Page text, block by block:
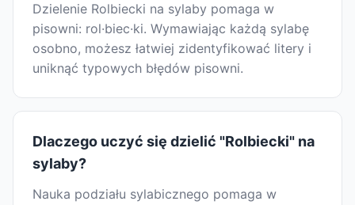
Dzielenie Rolbiecki na sylaby pomaga w
pisowni: rol·biec·ki. Wymawiając każdą sylabę
osobno, możesz łatwiej zidentyfikować litery i
uniknąć typowych błędów pisowni.
Dlaczego uczyć się dzielić "Rolbiecki" na
sylaby?
Nauka podziału sylabicznego pomaga w